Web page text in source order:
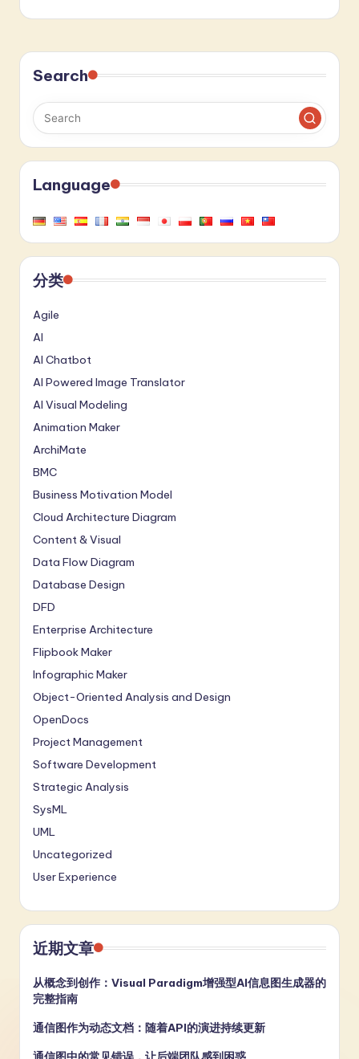
Search
Language
分类
Agile
AI
AI Chatbot
AI Powered Image Translator
AI Visual Modeling
Animation Maker
ArchiMate
BMC
Business Motivation Model
Cloud Architecture Diagram
Content & Visual
Data Flow Diagram
Database Design
DFD
Enterprise Architecture
Flipbook Maker
Infographic Maker
Object-Oriented Analysis and Design
OpenDocs
Project Management
Software Development
Strategic Analysis
SysML
UML
Uncategorized
User Experience
近期文章
从概念到创作：Visual Paradigm增强型AI信息图生成器的
完整指南
通信图作为动态文档：随着API的演进持续更新